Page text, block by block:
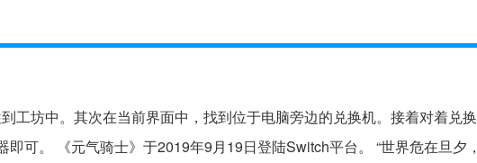
工坊中。其次在当前界面中，找到位于电脑旁边的兑换机。接着对着兑换
可。 《元气骑士》于2019年9月19日登陆Switch平台。 “世界危在旦夕，